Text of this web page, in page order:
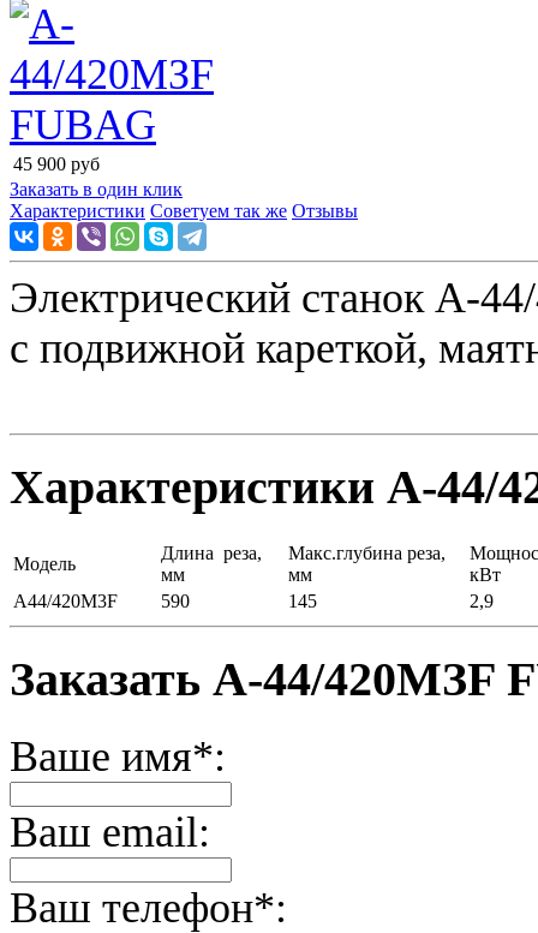
45 900 руб
Заказать в один клик
Характеристики Советуем так же Отзывы
Электрический станок A-
с подвижной кареткой,
Характеристики A-44/
Модель
Длина реза,
мм
Макс.глубина реза,
мм
кВт
А44/420М3F
590 145 2,9
Заказать A-44/420МЗF
Ваше имя*:
Ваш email:
Ваш телефон*: